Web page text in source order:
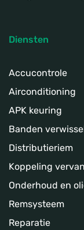
Diensten
Accucontrole
Airconditioning
APK keuring
Banden
Distributieriem
Koppeling­
Onderhoud en
Remsysteem
Reparatie